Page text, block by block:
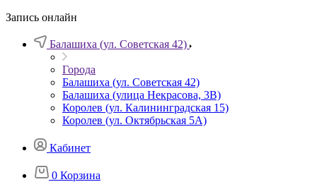
Запись онлайн
Балашиха (ул. Советская 42)
Города
Балашиха (ул. Советская 42)
Балашиха (улица Некрасова, 3В)
Королев (ул. Калининградская 15)
Королев (ул. Октябрьская 5А)
Кабинет
0 Корзина